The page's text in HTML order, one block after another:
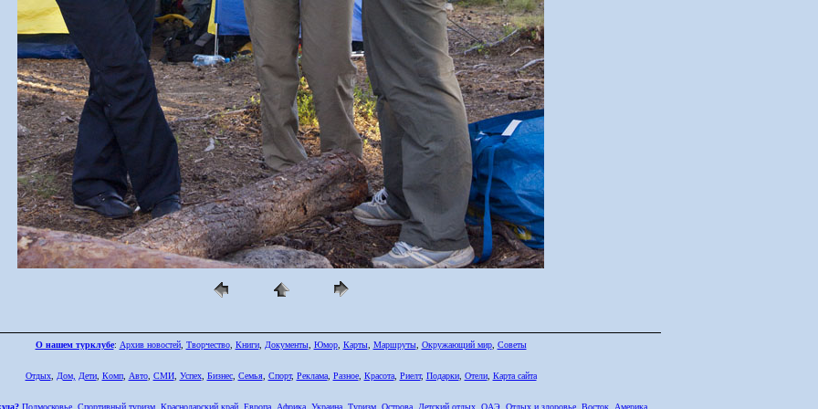
О нашем турклубе: Архив новостей, Творчество, Книги, Документы, Юмор, Карты, Маршруты, Окружающий мир, Советы
Отдых, Дом, Дети, Комп, Авто, СМИ, Успех, Бизнес, Семья, Спорт, Реклама, Разное, Красота, Риелт, Подарки, Отели, Карта сайта
Подмосковье, Спортивный туризм, Краснодарский край, Европа, Африка, Украина, Туризм, Острова, Детский отдых, ОАЭ, Отдых и здоровье, Восток, Америка,